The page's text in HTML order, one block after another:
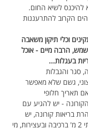
הים הקרוב להתרעננות
וכלי תיקון משאבה
הרבה מיים - אוכל
בעגלות...
סגר והגבלות
גשם שלא מאפשר
תאריך חלופי
- יש להגיע עם
בריאות קורונה, יש
להקפיד על ריחוק חברתי 2 מ' ברכיבה ובעצירות, מי